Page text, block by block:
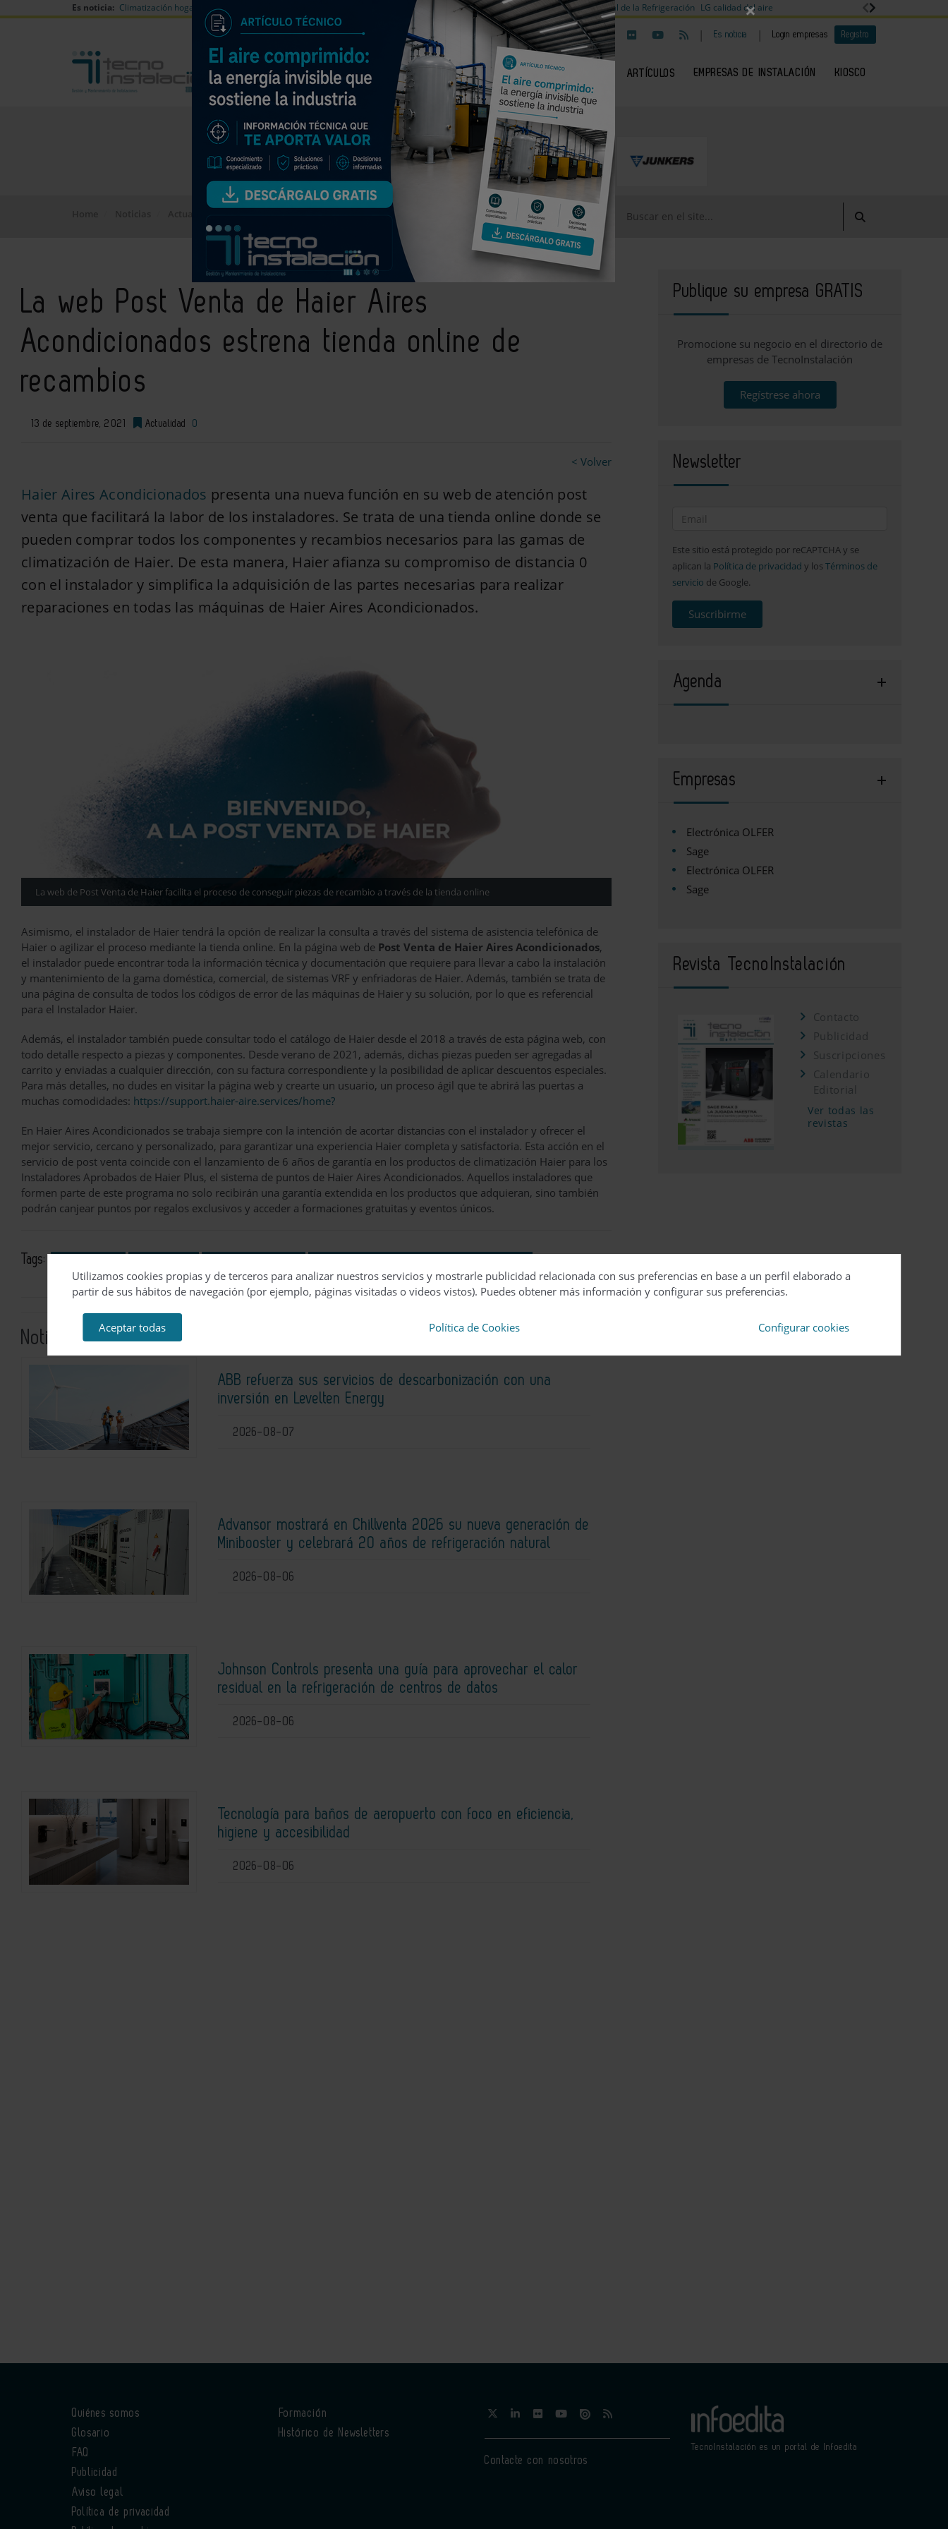
Es noticia: Climatización hogares verano Válvulas de equilibrado para sistemas calefacción Día mundial de la Refrigeración LG calidad del aire
| Es noticia | Login empresas Registro
NOTICIAS PRODUCTOS ARTÍCULOS EMPRESAS DE INSTALACIÓN KIOSCO
EMPRESAS PREMIUM
La web Post Venta de Haier Aires Acondicionados estrena tienda online de recambios
La web Post Venta de Haier Aires
Acondicionados estrena tienda online de
recambios
13 de septiembre, 2021 Actualidad 0
< Volver
Haier Aires Acondicionados presenta una nueva función en su web de atención post
venta que facilitará la labor de los instaladores. Se trata de una tienda online donde se
pueden comprar todos los componentes y recambios necesarios para las gamas de
climatización de Haier. De esta manera, Haier afianza su compromiso de distancia 0
con el instalador y simplifica la adquisición de las partes necesarias para realizar
reparaciones en todas las máquinas de Haier Aires Acondicionados.
La web de Post Venta de Haier facilita el proceso de conseguir piezas de recambio a través de la tienda online
Asimismo, el instalador de Haier tendrá la opción de realizar la consulta a través del sistema de asistencia telefónica de
Haier o agilizar el proceso mediante la tienda online. En la página web de Post Venta de Haier Aires Acondicionados,
el instalador puede encontrar toda la información técnica y documentación que requiere para llevar a cabo la instalación
y mantenimiento de la gama doméstica, comercial, de sistemas VRF y enfriadoras de Haier. Además, también se trata de
una página de consulta de todos los códigos de error de las máquinas de Haier y su solución, por lo que es referencial
para el Instalador Haier.
Además, el instalador también puede consultar todo el catálogo de Haier desde el 2018 a través de esta página web, con
todo detalle respecto a piezas y componentes. Desde verano de 2021, además, dichas piezas pueden ser agregadas al
carrito y enviadas a cualquier dirección, con su factura correspondiente y la posibilidad de aplicar descuentos especiales.
Para más detalles, no dudes en visitar la página web y crearte un usuario, un proceso ágil que te abrirá las puertas a
muchas comodidades: https://support.haier-aire.services/home?
En Haier Aires Acondicionados se trabaja siempre con la intención de acortar distancias con el instalador y ofrecer el
mejor servicio, cercano y personalizado, para garantizar una experiencia Haier completa y satisfactoria. Esta acción en el
servicio de post venta coincide con el lanzamiento de 6 años de garantía en los productos de climatización Haier para los
Instaladores Aprobados de Haier Plus, el sistema de puntos de Haier Aires Acondicionados. Aquellos instaladores que
formen parte de este programa no solo recibirán una garantía extendida en los productos que adquieran, sino también
podrán canjear puntos por regalos exclusivos y acceder a formaciones gratuitas y eventos únicos.
Tags:
Noticias relacionadas
ABB refuerza sus servicios de descarbonización con una
inversión en Levelten Energy
2026-08-07
Advansor mostrará en Chillventa 2026 su nueva generación de
Minibooster y celebrará 20 años de refrigeración natural
2026-08-06
Johnson Controls presenta una guía para aprovechar el calor
residual en la refrigeración de centros de datos
2026-08-06
Tecnología para baños de aeropuerto con foco en eficiencia,
higiene y accesibilidad
2026-08-06
Publique su empresa GRATIS
Promocione su negocio en el directorio de
empresas de TecnoInstalación
Regístrese ahora
Newsletter
Este sitio está protegido por reCAPTCHA y se
aplican la Política de privacidad y losTérminos de
servicio de Google.
Suscribirme
Agenda
Empresas
Electrónica OLFER
Sage
Electrónica OLFER
Sage
Revista TecnoInstalación
Contacto
Publicidad
Suscripciones
Calendario
Editorial
Ver todas las
revistas
Quiénes somos
Glosario
FAQ
Publicidad
Aviso legal
Política de privacidad
Formación
Histórico de Newsletters
Contacte con nosotros
TecnoInstalación es un portal de Infoedita
Utilizamos cookies propias y de terceros para analizar nuestros servicios y mostrarle publicidad relacionada con sus preferencias en base a un perfil elaborado a
partir de sus hábitos de navegación (por ejemplo, páginas visitadas o videos vistos). Puedes obtener más información y configurar sus preferencias.
Aceptar todas Política de Cookies Configurar cookies
×